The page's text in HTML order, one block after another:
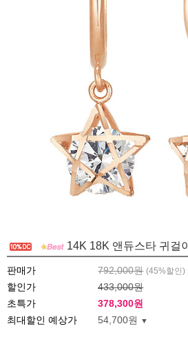
14K 18K 앤듀스타 귀걸이
판매가 792,000원 (45%할인)
할인가
433,000원
초특가
378,300원
최대할인 예상가
54,700원